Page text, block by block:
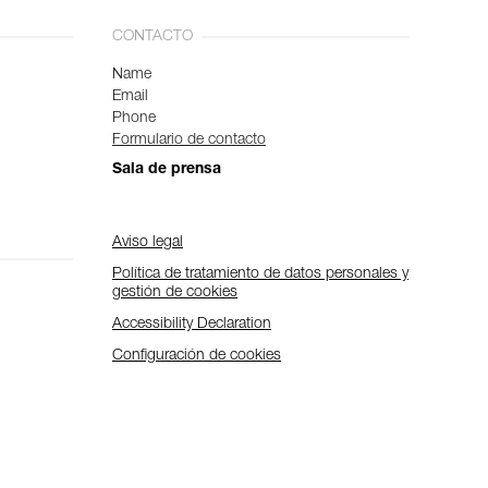
CONTACTO
Name
Email
Phone
Formulario de contacto
Sala de prensa
Aviso legal
Política de tratamiento de datos personales y
gestión de cookies
Accessibility Declaration
Configuración de cookies